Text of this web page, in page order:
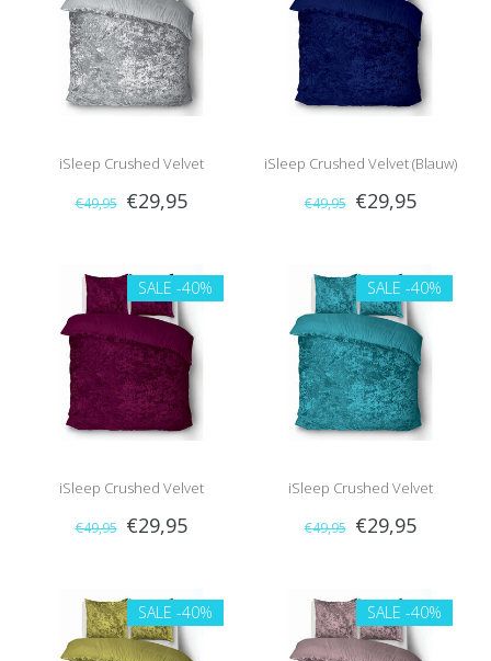
iSleep Crushed Velvet
(Antraciet)
€49,95 €29,95
iSleep Crushed Velvet (Blauw)
€49,95 €29,95
SALE -40%
iSleep Crushed Velvet
(Bordeaux)
€49,95 €29,95
SALE -40%
iSleep Crushed Velvet
(Turquoise)
€49,95 €29,95
SALE -40% SALE -40%